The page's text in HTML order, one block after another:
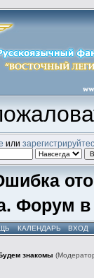
или
Форум
КАЛЕНДАРЬ ВХОД
знакомы